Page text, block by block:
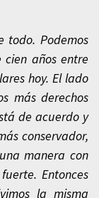
todo. Podemos
años entre
hoy. El lado
más derechos
de acuerdo y
conservador,
manera con
Entonces
la misma